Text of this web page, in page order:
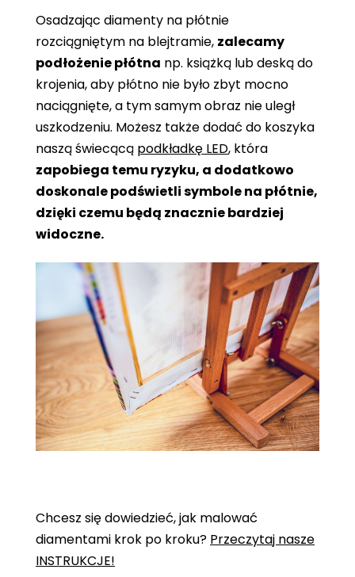
Osadzając diamenty na płótnie
rozciągniętym na blejtramie, zalecamy
podłożenie płótna np. książką lub deską do
krojenia, aby płótno nie było zbyt mocno
naciągnięte, a tym samym obraz nie uległ
uszkodzeniu. Możesz także dodać do koszyka
naszą świecącą podkładkę LED, która
zapobiega temu ryzyku, a dodatkowo
doskonale podświetli symbole na płótnie,
dzięki czemu będą znacznie bardziej
widoczne.
Chcesz się dowiedzieć, jak malować
diamentami krok po kroku? Przeczytaj nasze
INSTRUKCJE!